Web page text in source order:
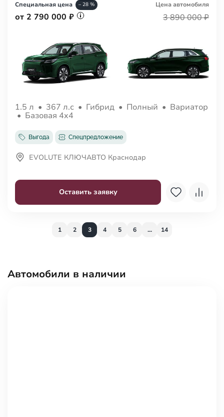
Специальная цена – 28 %
от 2 790 000 ₽
Цена автомобиля
3 890 000 ₽
1.5 л • 367 л.с • Гибрид • Полный • Вариатор
• Базовая 4x4
Выгода Спецпредложение
Оставить заявку
EVOLUTE КЛЮЧАВТО Краснодар
1 2 3 4 5 6 ... 14
Автомобили в наличии